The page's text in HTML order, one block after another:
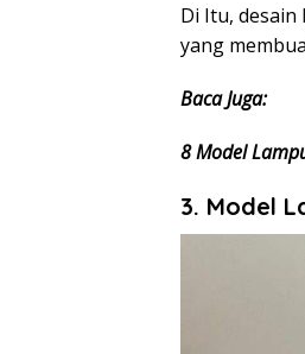
Di Itu,
yang
Baca Juga:
8 Model
3. Model